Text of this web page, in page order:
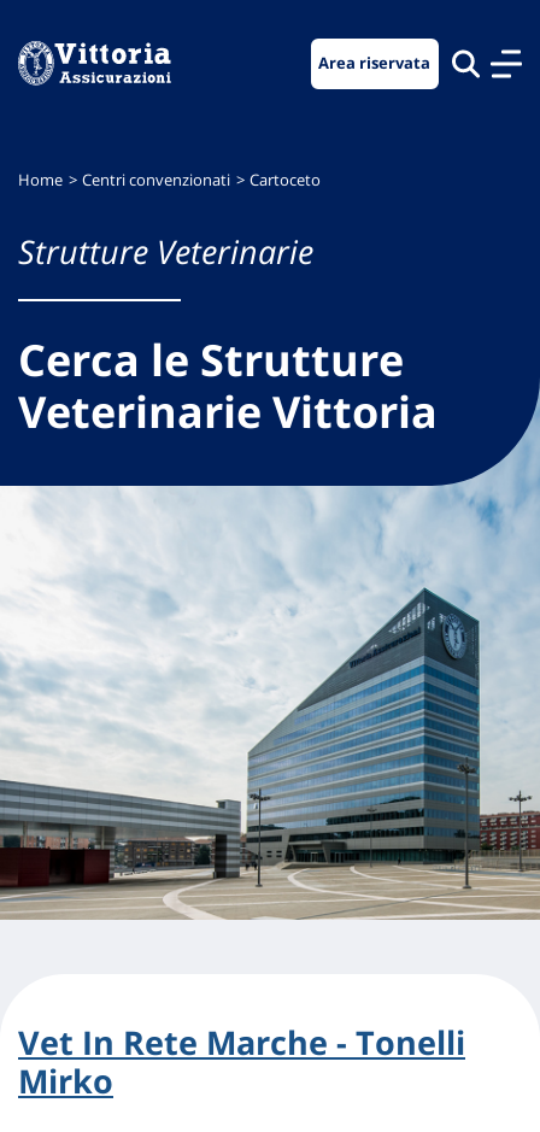
menu
contenuto
footer
Area riservata
Home Centri convenzionati Cartoceto
Strutture Veterinarie
Cerca le Strutture
Veterinarie Vittoria
Vet In Rete Marche - Tonelli
Mirko